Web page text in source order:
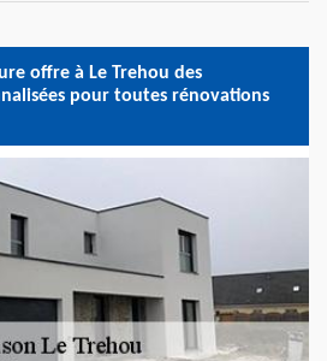
offre à Le Trehou des
pour toutes rénovations